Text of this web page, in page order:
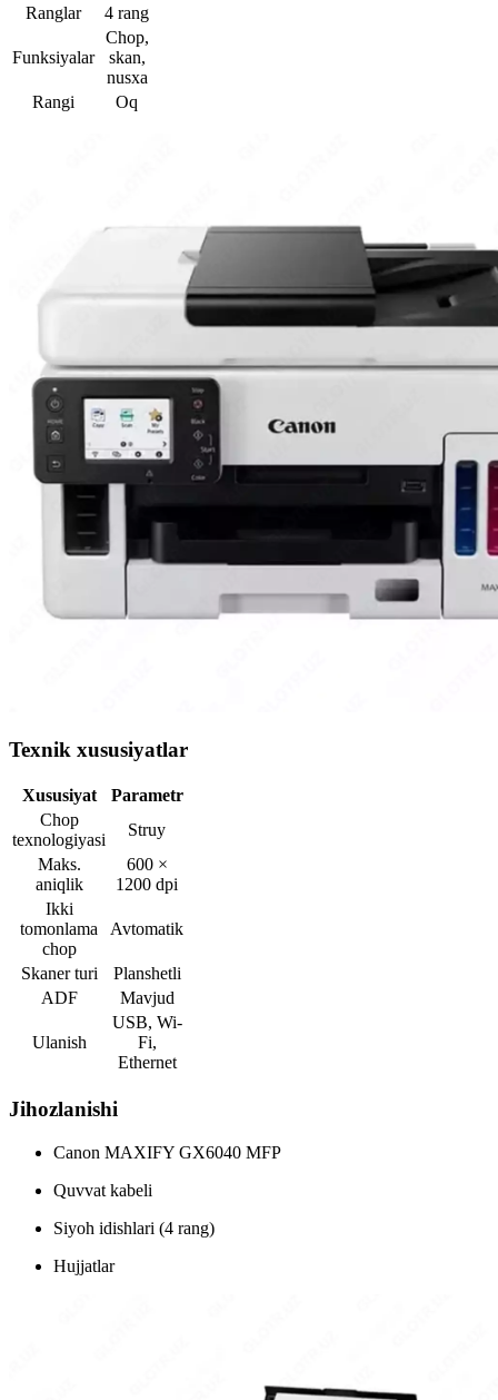
Ranglar
4 rang
Funksiyalar
Chop,
skan,
nusxa
Rangi
Oq
Texnik xususiyatlar
Xususiyat
Parametr
Chop
texnologiyasi
Struy
Maks.
aniqlik
600 ×
1200 dpi
Ikki
tomonlama
chop
Avtomatik
Skaner turi
Planshetli
ADF
Mavjud
Ulanish
USB, Wi-
Fi,
Ethernet
Jihozlanishi
Canon MAXIFY GX6040 MFP
Quvvat kabeli
Siyoh idishlari (4 rang)
Hujjatlar